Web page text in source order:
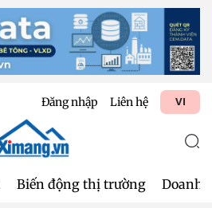
Đăng nhập Liên hệ VI
Biến động thị trường Doanh